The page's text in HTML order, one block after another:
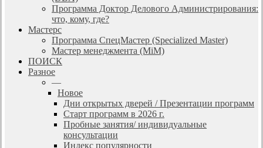
Программа Доктор Делового Администрирования:
что, кому, где?
Мастерс
Программа СпецМастер (Specialized Master)
Мастер менеджмента (MiM)
ПОИСК
Разное
—
Новое
Дни открытых дверей / Презентации программ
Старт программ в 2026 г.
Пробные занятия/ индивидуальные
консультации
Индекс популярности